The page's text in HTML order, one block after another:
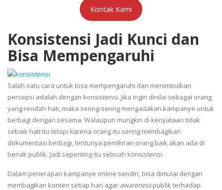
Kontak Kami
Konsistensi Jadi Kunci dan
Bisa Mempengaruhi
Salah satu cara untuk bisa mempengaruhi dan menimbulkan
persepsi adalah dengan konsistensi. Jika ingin dinilai sebagai orang
yang rendah hati, maka sering-sering mengadakan kampanye untuk
berbagi dengan sesama. Walaupun mungkin di kenyataan tidak
sebaik hati itu tetapi karena orang itu sering membagikan
dokumentasi berbagi, tentunya pemikiran orang baik akan ada di
benak publik. Jadi sepenting itu sebuah konsistensi.
Dalam penerapan kampanye online sendiri, bisa dimulai dengan
membagikan konten setiap hari agar awarenesspublik terhadap